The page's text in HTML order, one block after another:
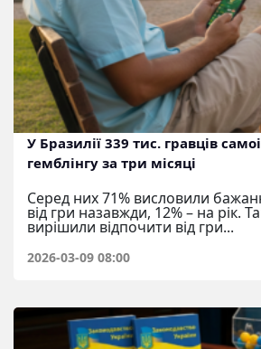
У Бразилії 339 тис. гравців
гемблінгу за три місяці
Серед них 71% висловили
від гри назавжди, 12% – на рік.
вирішили відпочити від гри...
2026-03-09 08:00